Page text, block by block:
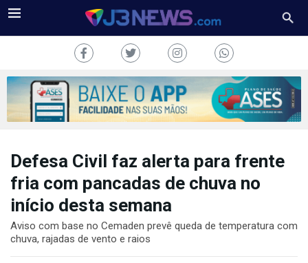
J3NEWS
COLUNAS
Defesa Civil faz alerta para frente
fria com pancadas de chuva no
início desta semana
Aviso com base no Cemaden prevê queda de temperatura com
chuva, rajadas de vento e raios